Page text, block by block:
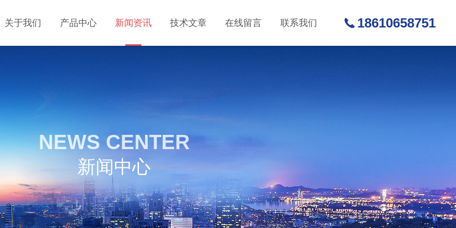
关于我们 产品中心 新闻资讯 技术文章 在线留言 联系我们 18610658751
NEWS CENTER
新闻中心